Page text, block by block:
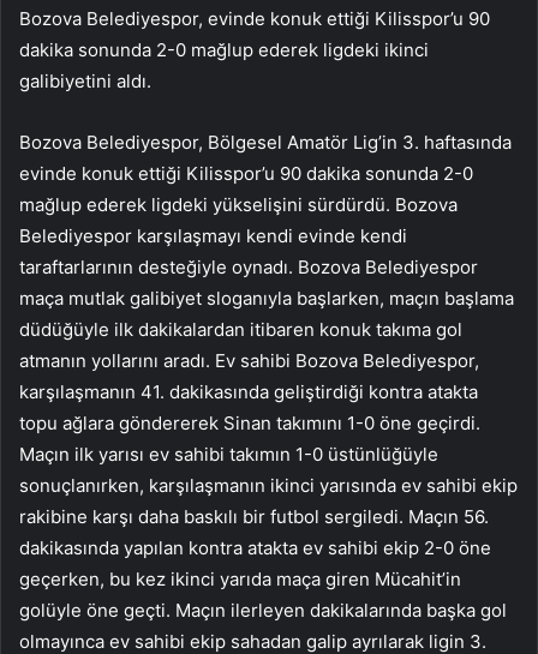
Bozova Belediyespor, evinde konuk ettiği Kilisspor’u 90
dakika sonunda 2-0 mağlup ederek ligdeki ikinci
galibiyetini aldı.
Bozova Belediyespor, Bölgesel Amatör Lig’in 3. haftasında
evinde konuk ettiği Kilisspor’u 90 dakika sonunda 2-0
mağlup ederek ligdeki yükselişini sürdürdü. Bozova
Belediyespor karşılaşmayı kendi evinde kendi
taraftarlarının desteğiyle oynadı. Bozova Belediyespor
maça mutlak galibiyet sloganıyla başlarken, maçın başlama
düdüğüyle ilk dakikalardan itibaren konuk takıma gol
atmanın yollarını aradı. Ev sahibi Bozova Belediyespor,
karşılaşmanın 41. dakikasında geliştirdiği kontra atakta
topu ağlara göndererek Sinan takımını 1-0 öne geçirdi.
Maçın ilk yarısı ev sahibi takımın 1-0 üstünlüğüyle
sonuçlanırken, karşılaşmanın ikinci yarısında ev sahibi ekip
rakibine karşı daha baskılı bir futbol sergiledi. Maçın 56.
dakikasında yapılan kontra atakta ev sahibi ekip 2-0 öne
geçerken, bu kez ikinci yarıda maça giren Mücahit’in
golüyle öne geçti. Maçın ilerleyen dakikalarında başka gol
olmayınca ev sahibi ekip sahadan galip ayrılarak ligin 3.